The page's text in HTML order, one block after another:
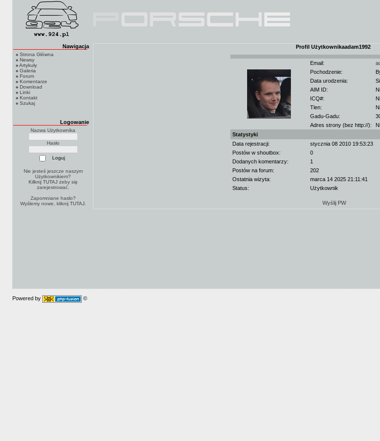
Nawigacja
Strona Główna
Newsy
Artykuły
Galeria
Forum
Komentarze
Download
Linki
Kontakt
Szukaj
Logowanie
Nazwa Użytkownika
Hasło
Nie jesteś jeszcze naszym
Użytkownikiem?
Kilknij TUTAJżeby się
zarejestrować.
Zapomniane hasło?
Wyślemy nowe, kliknij TUTAJ.
Profil Użytkownikaadam1992
Email:
Pochodzenie:
Data urodzenia:
AIM ID:
ICQ#:
Tlen:
Gadu-Gadu:
Adres strony (bez http://):
Statystyki
Data rejestracji:
stycznia 08 2010 19:53:23
Postów w shoutbox:
0
Dodanych komentarzy:
1
Postów na forum:
202
Ostatnia wizyta:
marca 14 2025 21:11:41
Status:
Użytkownik
Wyślij PW
Powered by ©